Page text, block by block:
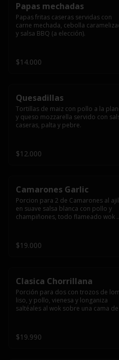
Papas mechadas
Papas fritas caseras servidas con
carne mechada, cebolla
y salsa BBQ (a elección).
$14.000
Quesadillas
Tortillas de maiz con pollo a la
y queso mozzarella servido con
caseras, palta y pebre.
$12.000
Camarones Garlic
Porcion para 2 de Camarones al
en suave salsa blanca con pollo y
champiñones, todo flameado wok
$19.000
Clasica Chorrillana
Porción para dos con trozos de
liso, y pollo, vienesa y longaniza
saltéales al wok sobre una cama de
$19.990